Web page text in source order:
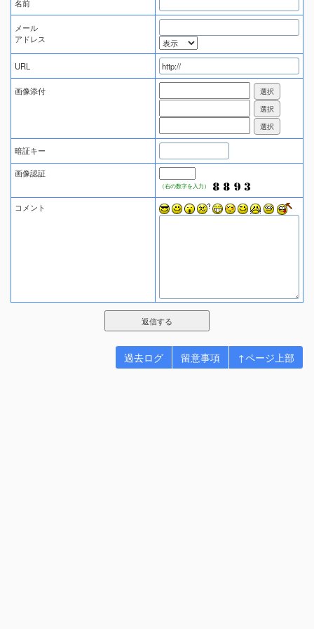
名前
メール
アドレス
URL
画像添付
暗証キー
画像認証
（右の数字を入力）
コメント
過去ログ 留意事項 ↑ページ上部